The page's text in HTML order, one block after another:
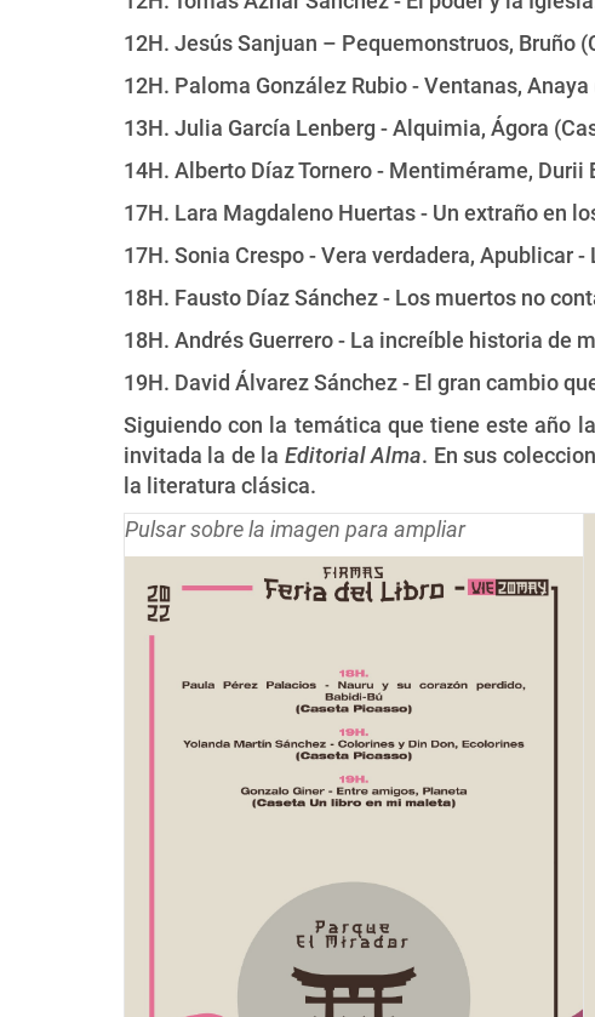
12H. Jesús Sanjuan – Pequemonstruos, Bruño
12H. Paloma González Rubio - Ventanas,
13H. Julia García Lenberg - Alquimia, Ágora
14H. Alberto Díaz Tornero - Mentimérame, Durii
17H. Lara Magdaleno Huertas - Un extraño en
17H. Sonia Crespo - Vera verdadera, Apublicar
18H. Fausto Díaz Sánchez - Los muertos no
18H. Andrés Guerrero - La increíble historia de
19H. David Álvarez Sánchez - El gran cambio
Siguiendo con la temática que tiene este año
invitada la de la Editorial Alma. En sus
la literatura clásica.
Pulsar sobre la imagen para ampliar